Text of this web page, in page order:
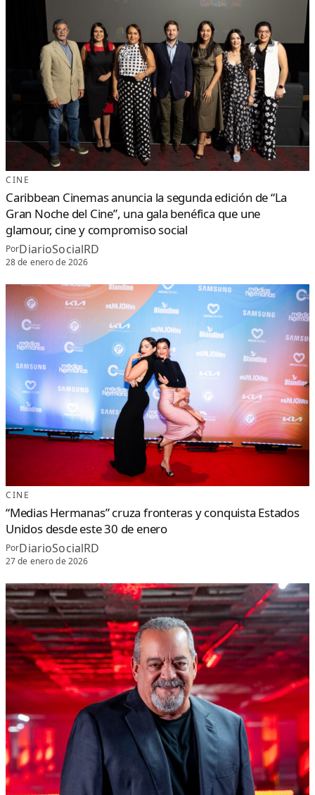
CINE
Caribbean Cinemas anuncia la segunda edición de “La
Gran Noche del Cine”, una gala benéfica que une
glamour, cine y compromiso social
PorDiarioSocialRD
28 de enero de 2026
CINE
“Medias Hermanas” cruza fronteras y conquista Estados
Unidos desde este 30 de enero
PorDiarioSocialRD
27 de enero de 2026